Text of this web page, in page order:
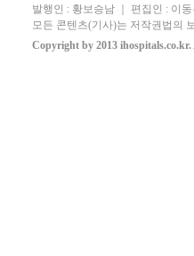
발행인 : 황보승남 ｜ 편집인 : 이
모든 콘텐츠(기사)는 저작권법의
Copyright by 2013 ihospitals.co.kr.